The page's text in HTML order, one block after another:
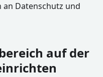
Datenschutz und
auf der